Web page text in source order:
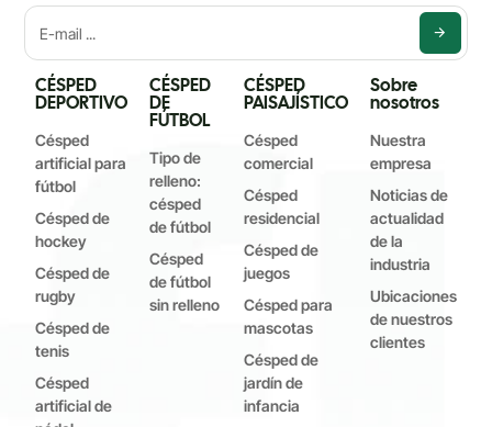
CÉSPED
DEPORTIVO
Césped
artificial para
fútbol
Césped de
hockey
Césped de
rugby
Césped de
tenis
Césped
artificial de
CÉSPED
DE
FÚTBOL
Tipo de
relleno:
césped
de fútbol
Césped
de fútbol
sin relleno
CÉSPED
PAISAJÍSTICO
Césped
comercial
Césped
residencial
Césped de
juegos
Césped para
mascotas
Césped de
jardín de
infancia
Sobre
nosotros
Nuestra
empresa
Noticias de
actualidad
de la
industria
Ubicaciones
de nuestros
clientes